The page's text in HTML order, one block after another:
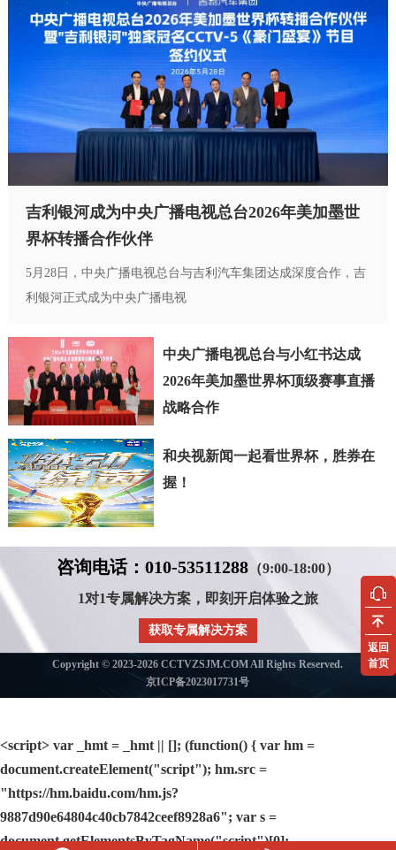
返回
首页
吉利银河成为中央广播电视总台2026年美加墨世
界杯转播合作伙伴
5月28日，中央广播电视总台与吉利汽车集团达成深度合作，吉
利银河正式成为中央广播电视
中央广播电视总台与小红书达成
2026年美加墨世界杯顶级赛事直播
战略合作
和央视新闻一起看世界杯，胜券在
握！
咨询电话：010-53511288 （9:00-18:00）
1对1专属解决方案，即刻开启体验之旅
获取专属解决方案
Copyright © 2023-2026 CCTVZSJM.COM All Rights Reserved.
京ICP备2023017731号
<script> var _hmt = _hmt || []; (function() { var hm =
document.createElement("script"); hm.src =
"https://hm.baidu.com/hm.js?
9887d90e64804c40cb7842ceef8928a6"; var s =
document.getElementsByTagName("script")[0];